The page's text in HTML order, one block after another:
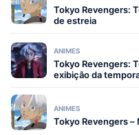
Tokyo Revengers:
de estreia
ANIMES
Tokyo Revengers:
exibição da
ANIMES
Tokyo Revengers